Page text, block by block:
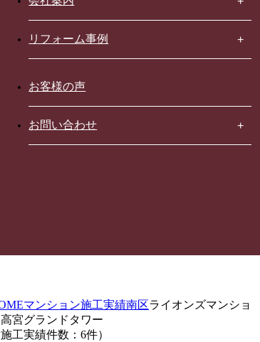
リフォーム事例
お客様の声
お問い合わせ
マンション施工実績南区ライオンズマンショ
宮グランドタワー
工実績件数：6件）